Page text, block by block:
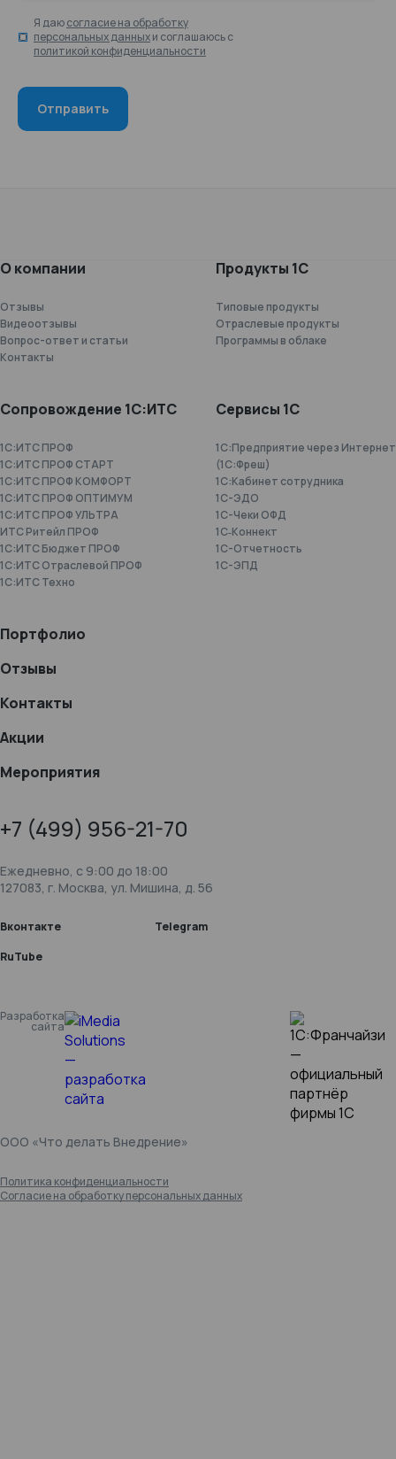
Я даюсогласие на обработку
персональных данныхи соглашаюсь с
политикой конфиденциальности
О компании
Отзывы
Видеоотзывы
Вопрос-ответ и статьи
Контакты
Продукты 1С
Типовые продукты
Отраслевые продукты
Программы в облаке
Сопровождение 1С:ИТС
1С:ИТС ПРОФ
1С:ИТС ПРОФ СТАРТ
1С:ИТС ПРОФ КОМФОРТ
1С:ИТС ПРОФ ОПТИМУМ
1С:ИТС ПРОФ УЛЬТРА
ИТС Ритейл ПРОФ
1С:ИТС Бюджет ПРОФ
1С:ИТС Отраслевой ПРОФ
1С:ИТС Техно
Сервисы 1С
1С:Предприятие через Интернет
(1С:Фреш)
1С:Кабинет сотрудника
1С-ЭДО
1С-Чеки ОФД
1С‑Коннект
1C-Отчетность
1С-ЭПД
Портфолио
Отзывы
Контакты
Акции
Мероприятия
Вконтакте
Telegram
RuTube
ООО «Что делать Внедрение»
+7 (499) 956-21-70
Ежедневно, c 9:00 до 18:00
127083, г. Москва, ул. Мишина, д. 56
Разработка
сайта
Политика конфиденциальности
Согласие на обработку персональных данных